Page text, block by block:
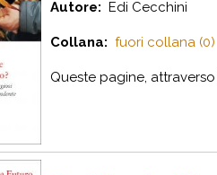
Autore: Edi Cecchini
Collana: fuori collana (0)
Queste pagine,